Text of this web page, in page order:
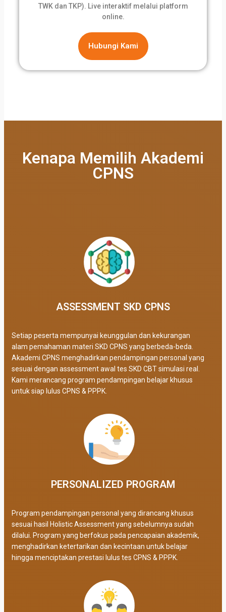
TWK dan TKP). Live interaktif melalui platform
online.
Hubungi Kami
Kenapa Memilih Akademi
CPNS
ASSESSMENT SKD CPNS
Setiap peserta mempunyai keunggulan dan kekurangan
alam pemahaman materi SKD CPNS yang berbeda-beda.
Akademi CPNS menghadirkan pendampingan personal yang
sesuai dengan assessment awal tes SKD CBT simulasi real.
Kami merancang program pendampingan belajar khusus
untuk siap lulus CPNS & PPPK.
PERSONALIZED PROGRAM​
Program pendampingan personal yang dirancang khusus
sesuai hasil Holistic Assessment yang sebelumnya sudah
dilalui. Program yang berfokus pada pencapaian akademik,
menghadirkan ketertarikan dan kecintaan untuk belajar
hingga menciptakan prestasi lulus tes CPNS & PPPK.